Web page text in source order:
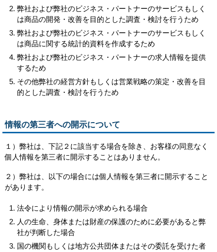
弊社および弊社のビジネス・パートナーのサービスもしく
は商品の開発・改善を目的とした調査・検討を行うため
弊社および弊社のビジネス・パートナーのサービスもしく
は商品に関する統計的資料を作成するため
弊社および弊社のビジネス・パートナーの求人情報を提供
するため
その他弊社の経営方針もしくは営業戦略の策定・改善を目
的とした調査・検討を行うため
情報の第三者への開示について
１）弊社は、下記２に該当する場合を除き、お客様の同意なく
個人情報を第三者に開示することはありません。
２）弊社は、以下の場合には個人情報を第三者に開示すること
があります。
法令により情報の開示が求められる場合
人の生命、身体または財産の保護のために必要があると弊
社が判断した場合
国の機関もしくは地方公共団体またはその委託を受けた者